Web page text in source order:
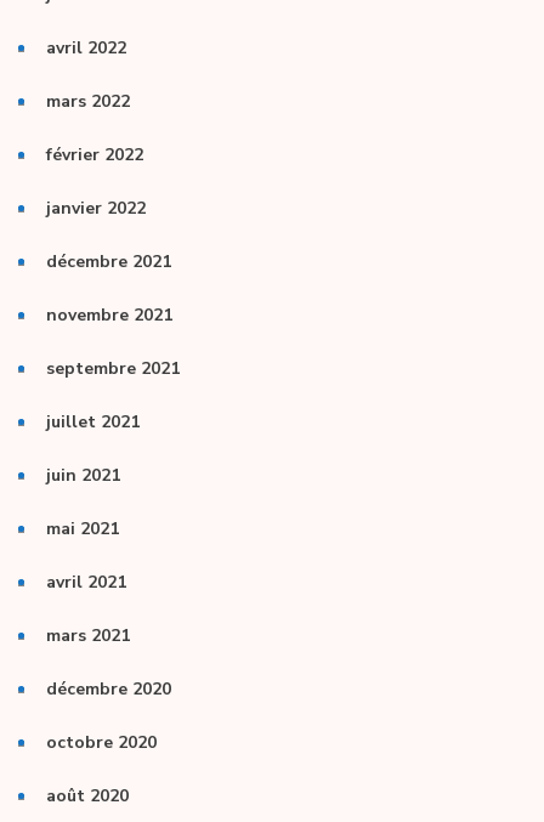
avril 2022
mars 2022
février 2022
janvier 2022
décembre 2021
novembre 2021
septembre 2021
juillet 2021
juin 2021
mai 2021
avril 2021
mars 2021
décembre 2020
octobre 2020
août 2020